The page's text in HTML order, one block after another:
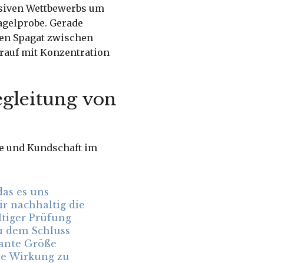
Wettbewerbs um
Gerade
Spagat zwischen
mit Konzentration
von
und Kundschaft im
es uns
nachhaltig die
Prüfung
Schluss
Größe
Wirkung zu